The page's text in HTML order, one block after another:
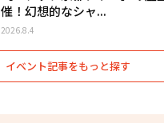
催！幻想的なシャ...
2026.8.4
イベント記事をもっと探す